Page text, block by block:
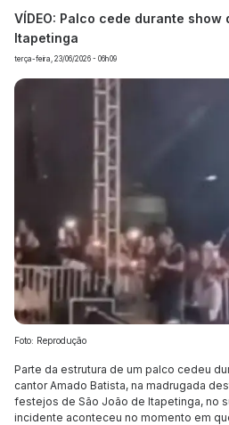
VÍDEO: Palco cede durante show
Itapetinga
terça-feira, 23/06/2026 - 06h09
Foto: Reprodução
Parte da estrutura de um palco cedeu
cantor Amado Batista, na madrugada
festejos de São João de Itapetinga, no
incidente aconteceu no momento em